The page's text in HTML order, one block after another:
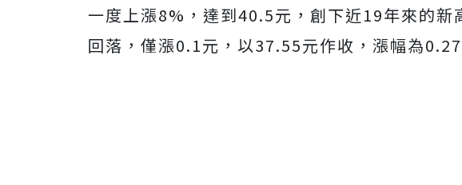
一度上漲8%，達到40.5元，創下近19年來的新
回落，僅漲0.1元，以37.55元作收，漲幅為